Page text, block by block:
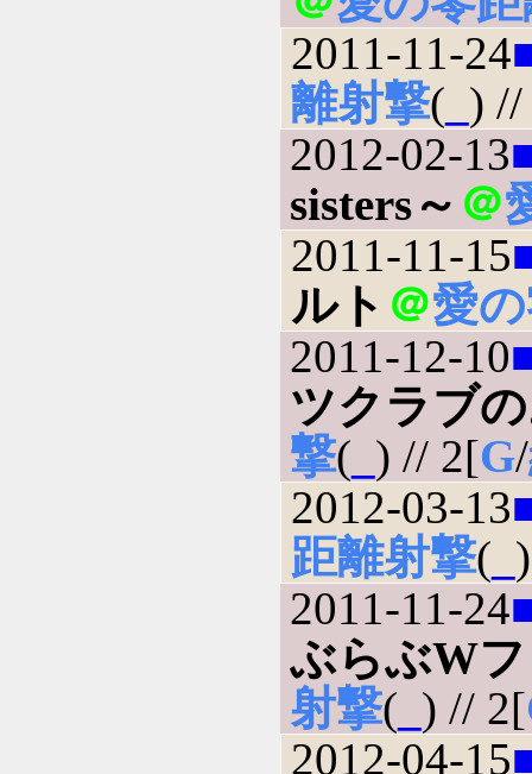
2011-11-24
離射撃( )
2012-02-13
sisters～ ＠
2011-11-15
ルト ＠愛
2011-12-10
ツクラブ
撃( ) // 2[G/
2012-03-13
距離射撃(
2011-11-24
ぶらぶW
射撃( ) // 2[
2012-04-15